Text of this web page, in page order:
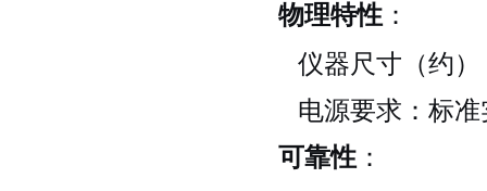
物理特性 ：
仪器尺寸（约
电源要求：标
可靠性 ：